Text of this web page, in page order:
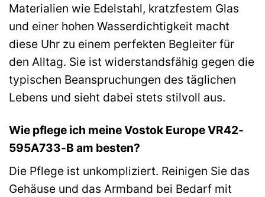
Materialien wie Edelstahl, kratzfestem Glas
und einer hohen Wasserdichtigkeit macht
diese Uhr zu einem perfekten Begleiter für
den Alltag. Sie ist widerstandsfähig gegen die
typischen Beanspruchungen des täglichen
Lebens und sieht dabei stets stilvoll aus.
Wie pflege ich meine Vostok Europe VR42-
595A733-B am besten?
Die Pflege ist unkompliziert. Reinigen Sie das
Gehäuse und das Armband bei Bedarf mit